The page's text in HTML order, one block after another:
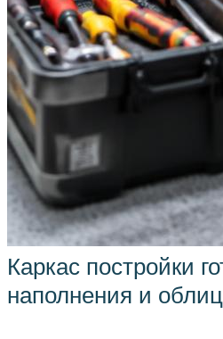
Каркас постройки
наполнения и